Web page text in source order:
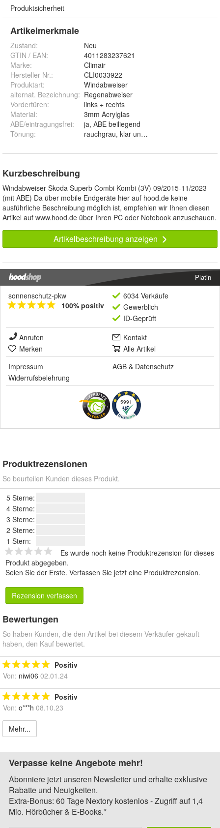
Produktsicherheit
Artikelmerkmale
Zustand:
Neu
GTIN / EAN:
4011283237621
Marke:
Climair
Hersteller Nr.:
CLI0033922
Produktart:
Windabweiser
alternat. Bezeichnung: Regenabweiser
Vordertüren:
links + rechts
Material:
3mm Acrylglas
ABE/eintragungsfrei:
ja, ABE beiliegend
Tönung: rauchgrau, klar und schwarz
Kurzbeschreibung
Windabweiser Skoda Superb Combi Kombi (3V) 09/2015-11/2023
(mit ABE) Da über mobile Endgeräte hier auf hood.de keine
ausführliche Beschreibung möglich ist, empfehlen wir Ihnen diesen
Artikel auf www.hood.de über Ihren PC oder Notebook anzuschauen.
Artikelbeschreibung anzeigen
Platin
sonnenschutz-pkw
100% positiv
6034 Verkäufe
Gewerblich
ID-Geprüft
Anrufen
Kontakt
Merken
Alle Artikel
Impressum
AGB & Datenschutz
Widerrufsbelehrung
5991
Produktrezensionen
So beurteilen Kunden dieses Produkt.
5 Sterne:
4 Sterne:
3 Sterne:
2 Sterne:
1 Stern:
Es wurde noch keine Produktrezension für dieses
Produkt abgegeben.
Seien Sie der Erste. Verfassen Sie jetzt eine Produktrezension.
Rezension verfassen
Bewertungen
So haben Kunden, die den Artikel bei diesem Verkäufer gekauft
haben, den Kauf bewertet.
Positiv
Von: niwi06 02.01.24
Positiv
Von: o***h 08.10.23
Mehr...
Verpasse keine Angebote mehr!
Abonniere jetzt unseren Newsletter und erhalte exklusive
Rabatte und Neuigkeiten.
Extra-Bonus: 60 Tage Nextory kostenlos - Zugriff auf 1,4
Mio. Hörbücher & E-Books.*